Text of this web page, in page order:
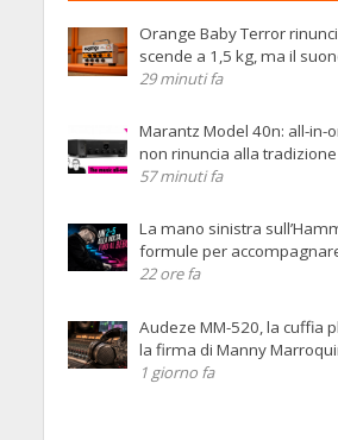
Orange Baby Terror
scende a 1,5 kg, ma il
29 minuti fa
Marantz Model 40n: all-in-
non rinuncia alla tradizione
57 minuti fa
La mano sinistra
formule per
22 ore fa
Audeze MM-520, la cuffia
la firma di Manny
1 giorno fa